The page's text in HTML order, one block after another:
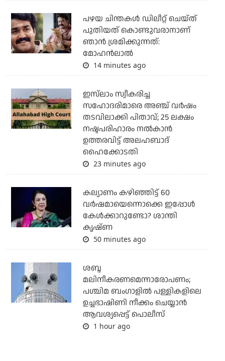
പഴയ ചിന്തകള്‍ ഡിലീറ്റ് ചെയ്ത്
പുതിയത് കൊണ്ടുവരാനാണ്
ഞാന്‍ ശ്രമിക്കുന്നത്:
മോഹന്‍ലാല്‍
14 minutes ago
ഇസ്‌ലാം സ്വീകരിച്ച
സഹോദരിമാരെ അഞ്ച് വര്‍ഷം
തടവിലാക്കി പിതാവ്; 25 ലക്ഷം
നഷ്ടപരിഹാരം നല്‍കാന്‍
ഉത്തരവിട്ട് അലഹബാദ്
ഹൈക്കോടതി
23 minutes ago
കല്യാണം കഴിഞ്ഞിട്ട് 60
വർഷമായെന്നൊക്കെ ഇപ്പോൾ
കേൾക്കാറുണ്ടോ? ശാന്തി
കൃഷ്ണ
50 minutes ago
ശബ്ദ
മലിനീകരണമെന്നാരോപണം;
പശ്ചിമ ബംഗാളില്‍ പള്ളികളിലെ
ഉച്ചഭാഷിണി നീക്കം ചെയ്യാന്‍
ആവശ്യപ്പെട്ട് പൊലീസ്
1 hour ago